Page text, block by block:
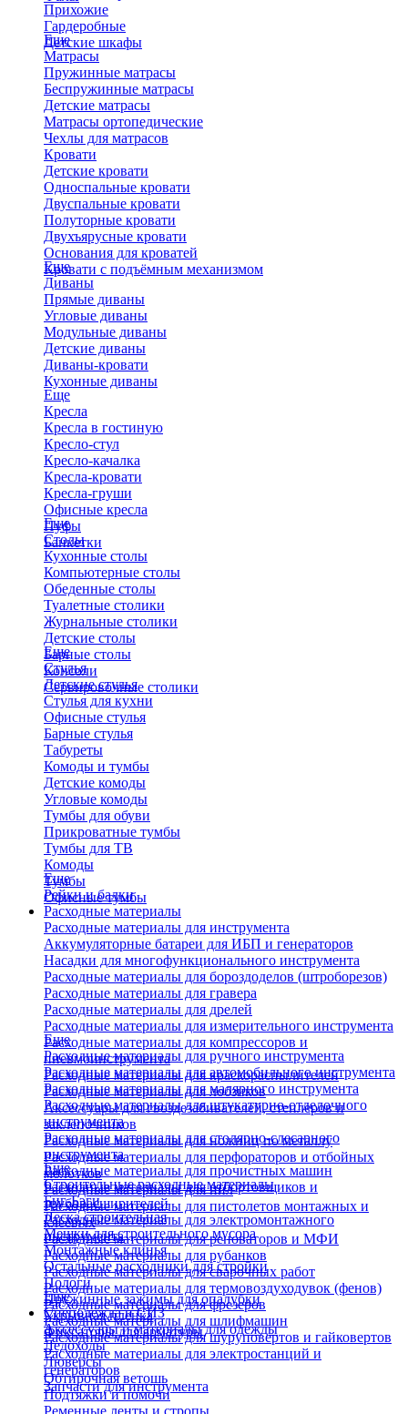
Прихожие
Гардеробные
Детские шкафы
Еще
Матрасы
Пружинные матрасы
Беспружинные матрасы
Детские матрасы
Матрасы ортопедические
Чехлы для матрасов
Кровати
Детские кровати
Односпальные кровати
Двуспальные кровати
Полуторные кровати
Двухъярусные кровати
Основания для кроватей
Кровати с подъёмным механизмом
Еще
Диваны
Прямые диваны
Угловые диваны
Модульные диваны
Детские диваны
Диваны-кровати
Кухонные диваны
Еще
Кресла
Кресла в гостиную
Кресло-стул
Кресло-качалка
Кресла-кровати
Кресла-груши
Офисные кресла
Пуфы
Банкетки
Еще
Столы
Кухонные столы
Компьютерные столы
Обеденные столы
Туалетные столики
Журнальные столики
​Детские столы
Барные столы
Консоли
Сервировочные столики
Еще
Стулья
Детские стулья
Стулья для кухни
Офисные стулья
Барные стулья
Табуреты
Комоды и тумбы
Детские комоды
Угловые комоды
Тумбы для обуви
Прикроватные тумбы
Тумбы для ТВ
Комоды
Тумбы
Офисные тумбы
Еще
Рейки и балки
Расходные материалы
Расходные материалы для инструмента
Аккумуляторные батареи для ИБП и генераторов
Насадки для многофункционального инструмента
Расходные материалы для бороздоделов (штроборезов)
Расходные материалы для гравера
Расходные материалы для дрелей
Расходные материалы для измерительного инструмента
Расходные материалы для компрессоров и
пневмоинструмента
Расходные материалы для краскораспылителей
Расходные материалы для лобзиков
Аксессуары для гвоздезабивателей, степлеров и
заклепочников
Расходные материалы для ножниц по металлу
Расходные материалы для перфораторов и отбойных
молотков
Расходные материалы для пил
Расходные материалы для пистолетов монтажных и
клеевых
Расходные материалы для реноваторов и МФИ
Расходные материалы для рубанков
Расходные материалы для сварочных работ
Расходные материалы для термовоздуходувок (фенов)
Расходные материалы для фрезеров
Расходные материалы для шлифмашин
Расходные материалы для шуруповертов и гайковертов
Расходные материалы для электростанций и
генераторов
Запчасти для инструмента
Еще
Расходные материалы для ручного инструмента
Расходные материалы для автомобильного инструмента
Расходные материалы для малярного инструмента
Расходные материалы для штукатурно-отделочного
инструмента
Расходные материалы для столярно-слесарного
инструмента
Расходные материалы для прочистных машин
Расходные материалы для отбортовщиков и
труборасширителей
Расходные материалы для электромонтажного
инструмента
Еще
Строительные расходные материалы
Биг-Бэги
Леска строительная
Мешки для строительного мусора
Монтажные клинья
Остальные расходники для стройки
Пологи
Пружинные зажимы для опалубки
Укрывная пленка
Фиксаторы для арматуры
Еще
Спецодежда и СИЗ
Аксессуары и материалы для одежды
Ледоходы
Люверсы
Обтирочная ветошь
Подтяжки и помочи
Ременные ленты и стропы